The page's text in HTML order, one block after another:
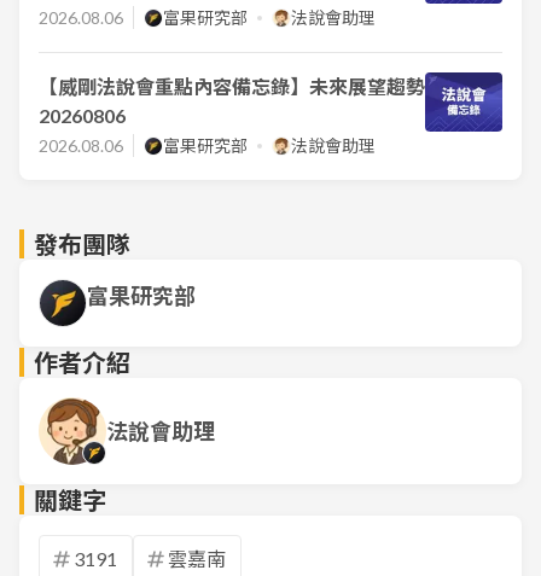
2026.08.06 富果研究部 法說會助理
【威剛法說會重點內容備忘錄】未來展望趨勢
20260806
2026.08.06 富果研究部 法說會助理
發布團隊
富果研究部
作者介紹
法說會助理
關鍵字
3191 雲嘉南